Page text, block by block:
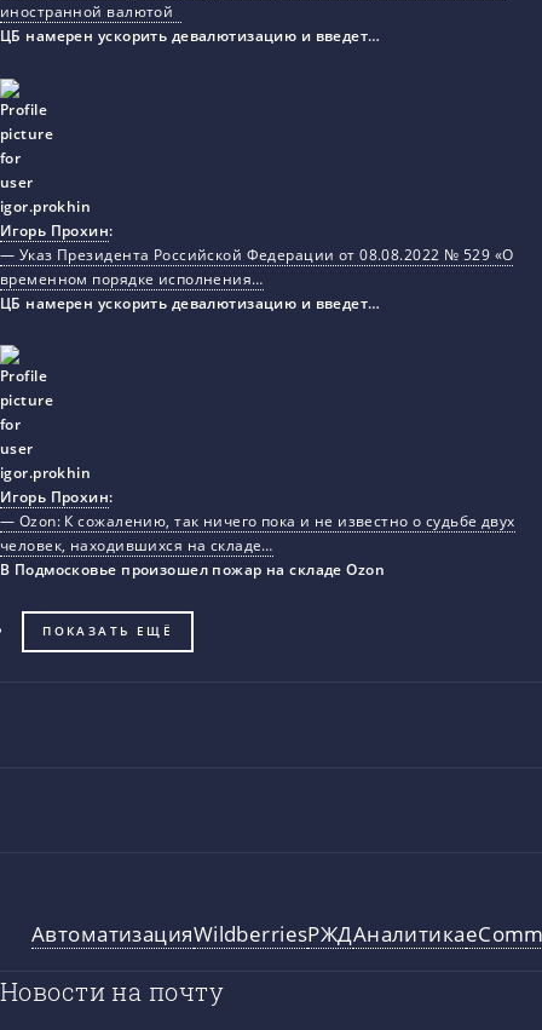
иностранной валютой
ЦБ намерен ускорить девалютизацию и введет…
Игорь Прохин:
— Указ Президента Российской Федерации от 08.08.2022 № 529 «О
временном порядке исполнения…
ЦБ намерен ускорить девалютизацию и введет…
Игорь Прохин:
— Ozon: К сожалению, так ничего пока и не известно о судьбе двух
человек, находившихся на складе…
В Подмосковье произошел пожар на складе Ozon
ПОКАЗАТЬ ЕЩЁ
АвтоматизацияWildberriesРЖДАналитика
Новости на почту